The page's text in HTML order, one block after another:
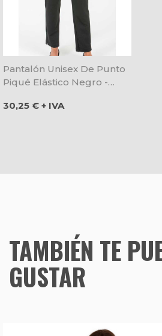
Pantalón Unisex De Punto
Piqué Elástico Negro -
Precio
30,25 € + IVA
TAMBIÉN TE
GUSTAR